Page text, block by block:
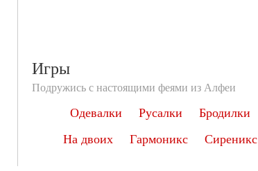
Игры
Подружись с настоящими феями из Алфеи
Одевалки Русалки
Бродилки
На двоих
Гармоникс Сиреникс